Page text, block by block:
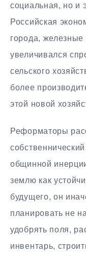
социальная, но и
Российская
города,
увеличивался
сельского
более
этой новой
Реформаторы
общинной
землю как
будущего, он
планировать не
удобрять поля,
инвентарь,